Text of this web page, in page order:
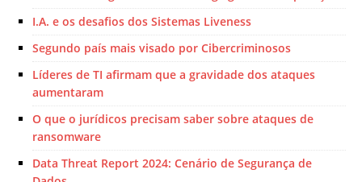
I.A. e os desafios dos Sistemas Liveness
Segundo país mais visado por Cibercriminosos
Líderes de TI afirmam que a gravidade dos ataques
aumentaram
O que o jurídicos precisam saber sobre ataques de
ransomware
Data Threat Report 2024: Cenário de Segurança de